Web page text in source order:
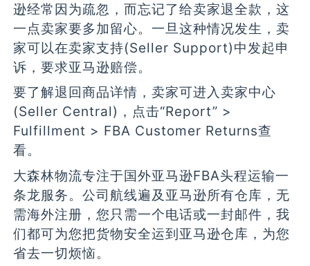
逊经常因为疏忽，而忘记了给卖家退全款，这
一点卖家要多加留心。一旦这种情况发生，卖
家可以在卖家支持(Seller Support)中发起申
诉，要求亚马逊赔偿。
要了解退回商品详情，卖家可进入卖家中心
(Seller Central)，点击“Report” >
Fulfillment > FBA Customer Returns查
看。
大森林物流专注于国外亚马逊FBA头程运输一
条龙服务。公司航线遍及亚马逊所有仓库，无
需海外注册，您只需一个电话或一封邮件，我
们都可为您把货物安全运到亚马逊仓库，为您
省去一切烦恼。